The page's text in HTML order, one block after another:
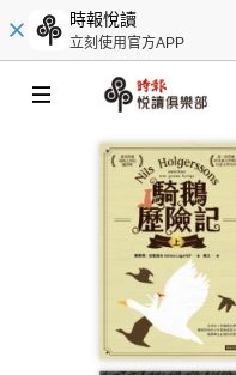
時報悅讀
立刻使用官方APP